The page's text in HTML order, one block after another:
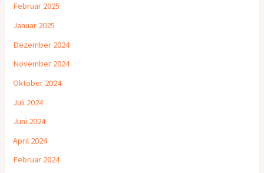
Februar 2025
Januar 2025
Dezember 2024
November 2024
Oktober 2024
Juli 2024
Juni 2024
April 2024
Februar 2024